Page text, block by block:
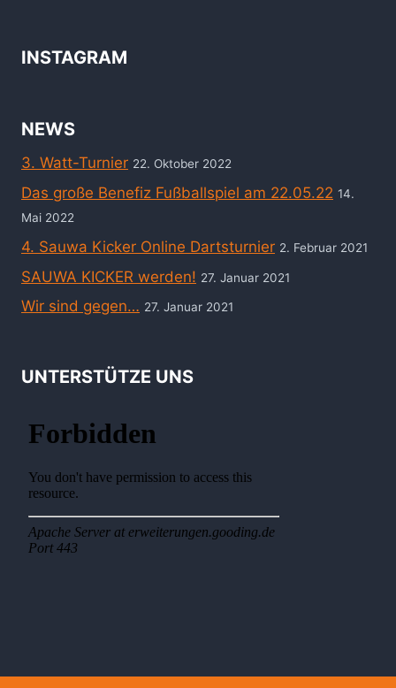
INSTAGRAM
NEWS
3. Watt-Turnier 22. Oktober 2022
Das große Benefiz Fußballspiel am 22.05.22 14.
Mai 2022
4. Sauwa Kicker Online Dartsturnier 2. Februar 2021
SAUWA KICKER werden! 27. Januar 2021
Wir sind gegen… 27. Januar 2021
UNTERSTÜTZE UNS